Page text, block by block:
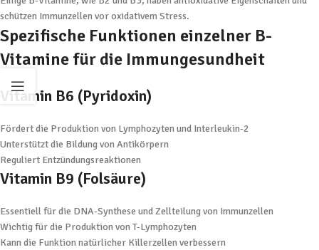
schützen Immunzellen vor oxidativem Stress.
Spezifische Funktionen einzelner B-
Vitamine für die Immungesundheit
Vitamin B6 (Pyridoxin)
Fördert die Produktion von Lymphozyten und Interleukin-2
Unterstützt die Bildung von Antikörpern
Reguliert Entzündungsreaktionen
Vitamin B9 (Folsäure)
Essentiell für die DNA-Synthese und Zellteilung von Immunzellen
Wichtig für die Produktion von T-Lymphozyten
Kann die Funktion natürlicher Killerzellen verbessern